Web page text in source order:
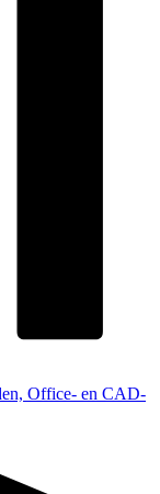
Office- en CAD-